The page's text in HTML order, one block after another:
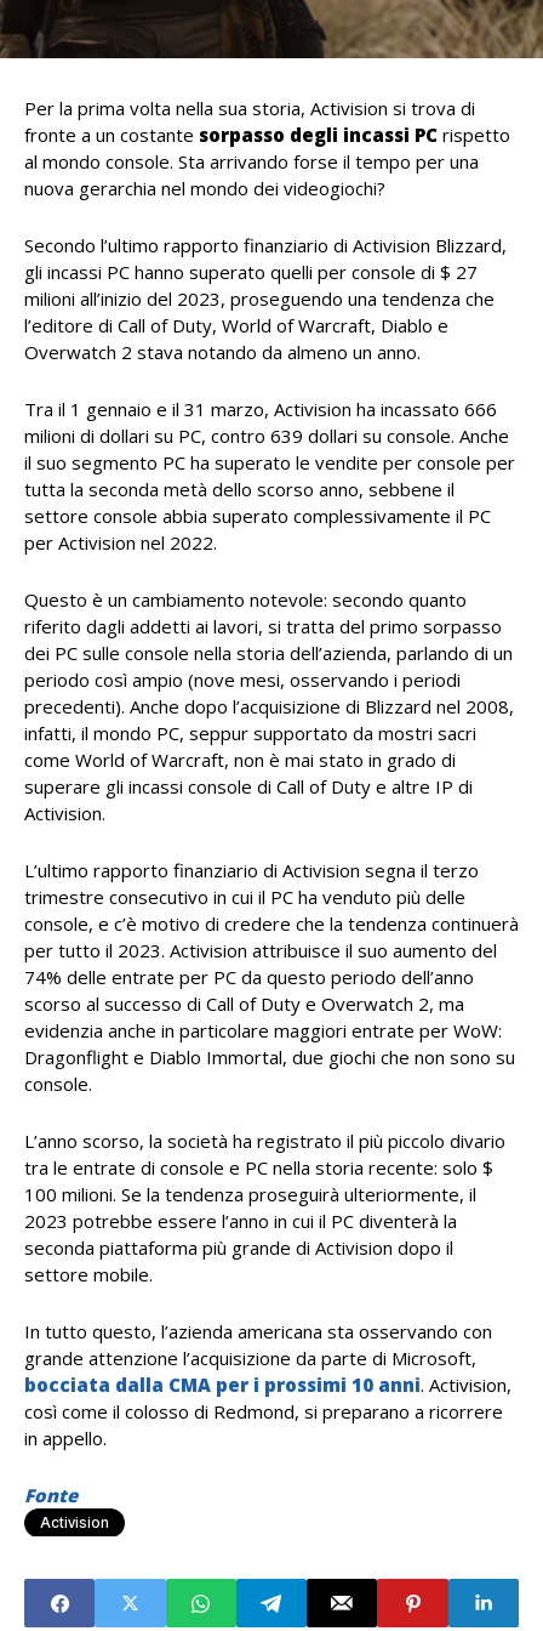
Per la prima volta nella sua storia, Activision si trova di
fronte a un costante sorpasso degli incassi PC rispetto
al mondo console. Sta arrivando forse il tempo per una
nuova gerarchia nel mondo dei videogiochi?
Secondo l’ultimo rapporto finanziario di Activision Blizzard,
gli incassi PC hanno superato quelli per console di $ 27
milioni all’inizio del 2023, proseguendo una tendenza che
l’editore di Call of Duty, World of Warcraft, Diablo e
Overwatch 2 stava notando da almeno un anno.
Tra il 1 gennaio e il 31 marzo, Activision ha incassato 666
milioni di dollari su PC, contro 639 dollari su console. Anche
il suo segmento PC ha superato le vendite per console per
tutta la seconda metà dello scorso anno, sebbene il
settore console abbia superato complessivamente il PC
per Activision nel 2022.
Questo è un cambiamento notevole: secondo quanto
riferito dagli addetti ai lavori, si tratta del primo sorpasso
dei PC sulle console nella storia dell’azienda, parlando di un
periodo così ampio (nove mesi, osservando i periodi
precedenti). Anche dopo l’acquisizione di Blizzard nel 2008,
infatti, il mondo PC, seppur supportato da mostri sacri
come World of Warcraft, non è mai stato in grado di
superare gli incassi console di Call of Duty e altre IP di
Activision.
L’ultimo rapporto finanziario di Activision segna il terzo
trimestre consecutivo in cui il PC ha venduto più delle
console, e c’è motivo di credere che la tendenza continuerà
per tutto il 2023. Activision attribuisce il suo aumento del
74% delle entrate per PC da questo periodo dell’anno
scorso al successo di Call of Duty e Overwatch 2, ma
evidenzia anche in particolare maggiori entrate per WoW:
Dragonflight e Diablo Immortal, due giochi che non sono su
console.
L’anno scorso, la società ha registrato il più piccolo divario
tra le entrate di console e PC nella storia recente: solo $
100 milioni. Se la tendenza proseguirà ulteriormente, il
2023 potrebbe essere l’anno in cui il PC diventerà la
seconda piattaforma più grande di Activision dopo il
settore mobile.
In tutto questo, l’azienda americana sta osservando con
grande attenzione l’acquisizione da parte di Microsoft,
bocciata dalla CMA per i prossimi 10 anni. Activision,
così come il colosso di Redmond, si preparano a ricorrere
in appello.
Fonte
Activision